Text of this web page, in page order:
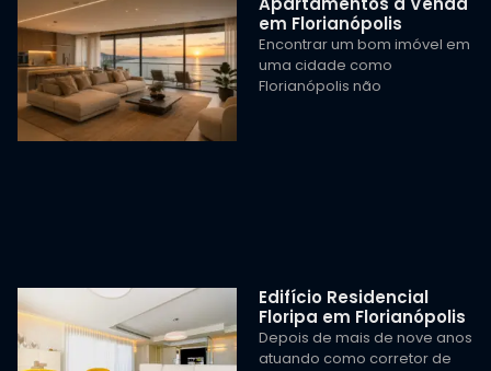
em Florianópolis
Encontrar um bom imóvel em
uma cidade como
Florianópolis não
Edifício Residencial
Floripa em Florianópolis
Depois de mais de nove anos
atuando como corretor de